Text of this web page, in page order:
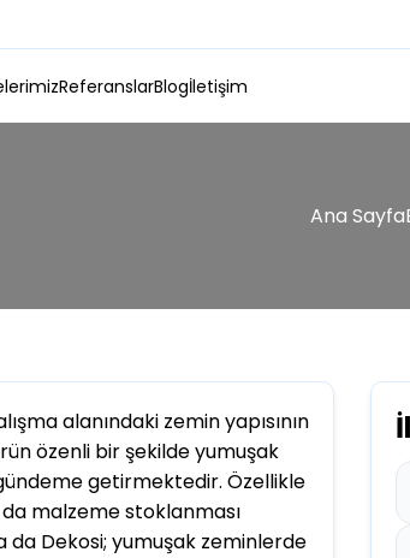
ReferanslarBlogİletişim
Ana Sayfa
alanındaki zemin yapısının
özenli bir şekilde yumuşak
getirmektedir. Özellikle
malzeme stoklanması
da Dekosi; yumuşak zeminlerde